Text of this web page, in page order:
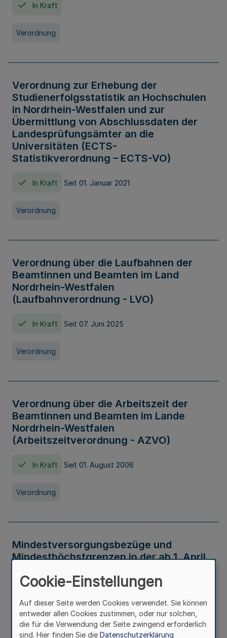
In Kraft
Verordnung
Verordnung zur Erhebung der
Studienerfolgsstatistik an Hochschulen
in Nordrhein-Westfalen und zur
Übermittlung von Abschlussdaten der
Landesprüfungsämter an die
Universitäten (ECTS-
Statistikverordnung – ECTS-VO)
In Kraft Seit 01. Januar 2021
Verordnung
Verordnung über die Laufbahnen der
Beamtinnen und Beamten im Land
Nordrhein-Westfalen
(Laufbahnverordnung - LVO)
In Kraft Seit 07. Juni 2025
Verordnung
Verordnung über die Arbeitszeit der
Beamtinnen und Beamten im Lande
Nordrhein-Westfalen
(Arbeitszeitverordnung - AZVO)
In Kraft Seit 01. August 2006
Verordnung
Mindestversorgungsbezüge und
Mindesthöchstgrenzen in der ab 1. April
Verwaltungsvorschrift
Cookie-Einstellungen
Auf dieser Seite werden Cookies verwendet. Sie können
entweder allen Cookies zustimmen, oder nur solchen,
die für die Verwendung der Seite zwingend erforderlich
sind. Hier finden Sie die Datenschutzerklärung